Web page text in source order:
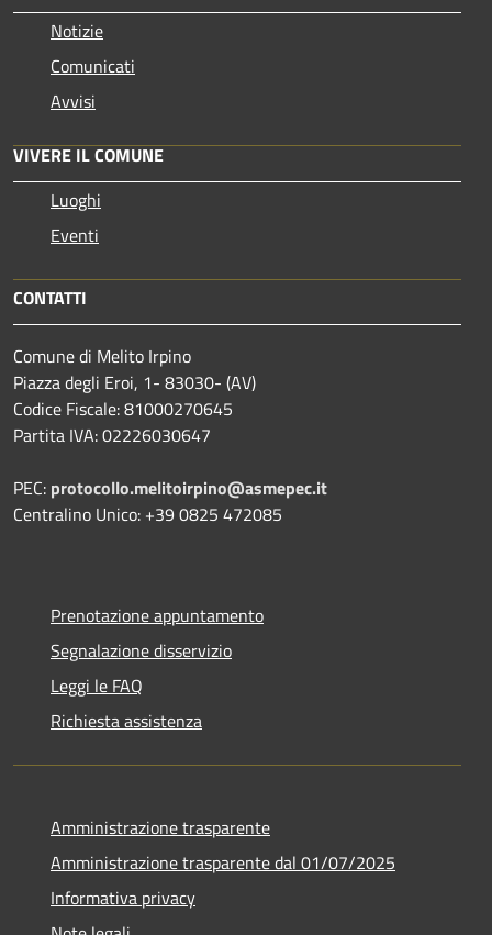
Notizie
Comunicati
Avvisi
VIVERE IL COMUNE
Luoghi
Eventi
CONTATTI
Comune di Melito Irpino
Piazza degli Eroi, 1- 83030- (AV)
Codice Fiscale: 81000270645
Partita IVA: 02226030647
PEC: protocollo.melitoirpino@asmepec.it
Centralino Unico: +39 0825 472085
Prenotazione appuntamento
Segnalazione disservizio
Leggi le FAQ
Richiesta assistenza
Amministrazione trasparente
Amministrazione trasparente dal 01/07/2025
Informativa privacy